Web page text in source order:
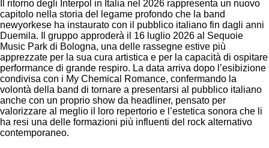
Il ritorno degli Interpol in Italia nel 2026 rappresenta un nuovo
capitolo nella storia del legame profondo che la band
newyorkese ha instaurato con il pubblico italiano fin dagli anni
Duemila. Il gruppo approderà il 16 luglio 2026 al Sequoie
Music Park di Bologna, una delle rassegne estive più
apprezzate per la sua cura artistica e per la capacità di ospitare
performance di grande respiro. La data arriva dopo l’esibizione
condivisa con i My Chemical Romance, confermando la
volontà della band di tornare a presentarsi al pubblico italiano
anche con un proprio show da headliner, pensato per
valorizzare al meglio il loro repertorio e l’estetica sonora che li
ha resi una delle formazioni più influenti del rock alternativo
contemporaneo.